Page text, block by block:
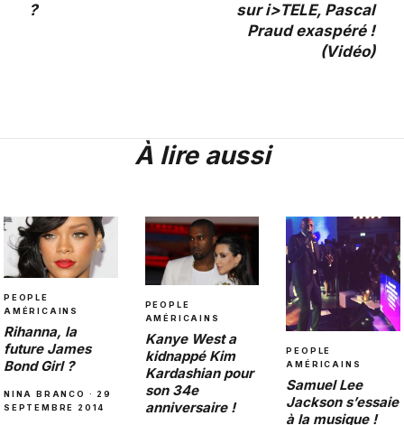
?
sur i>TELE, Pascal
Praud exaspéré !
(Vidéo)
À lire aussi
PEOPLE
AMÉRICAINS
Rihanna, la
future James
Bond Girl ?
NINA BRANCO · 29
SEPTEMBRE 2014
PEOPLE
AMÉRICAINS
Kanye West a
kidnappé Kim
Kardashian pour
son 34e
anniversaire !
PEOPLE
AMÉRICAINS
Samuel Lee
Jackson s’essaie
à la musique !